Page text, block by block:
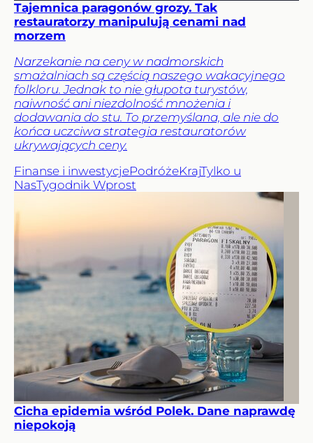
Tajemnica paragonów grozy. Tak
restauratorzy manipulują cenami nad
morzem
Narzekanie na ceny w nadmorskich
smażalniach są częścią naszego wakacyjnego
folkloru. Jednak to nie głupota turystów,
naiwność ani niezdolność mnożenia i
dodawania do stu. To przemyślana, ale nie do
końca uczciwa strategia restauratorów
ukrywających ceny.
Finanse i inwestycjePodróżeKrajTylko u
NasTygodnik Wprost
Cicha epidemia wśród Polek. Dane naprawdę
niepokoją